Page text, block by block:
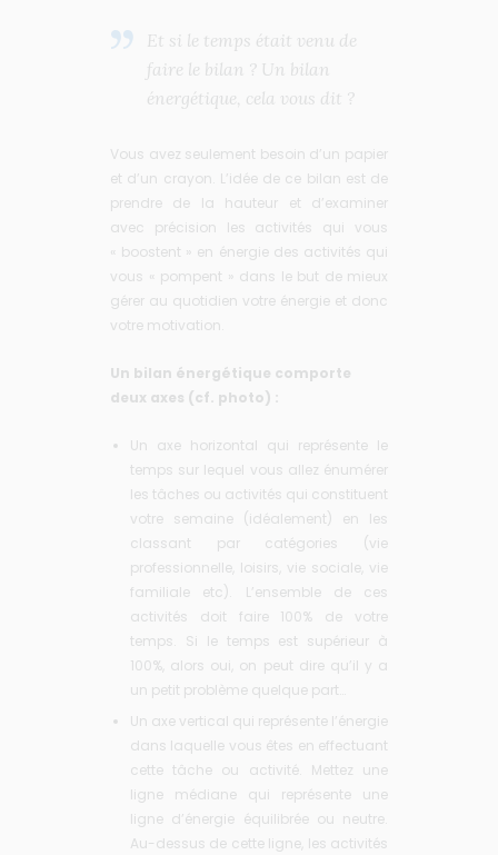
Et si le temps était venu de
faire le bilan ? Un bilan
énergétique, cela vous dit ?
Vous avez seulement besoin d’un papier
et d’un crayon. L’idée de ce bilan est de
prendre de la hauteur et d’examiner
avec précision les activités qui vous
« boostent » en énergie des activités qui
vous « pompent » dans le but de mieux
gérer au quotidien votre énergie et donc
votre motivation.
Un bilan énergétique comporte
deux axes (cf. photo) :
Un axe horizontal qui représente le
temps sur lequel vous allez énumérer
les tâches ou activités qui constituent
votre semaine (idéalement) en les
classant par catégories (vie
professionnelle, loisirs, vie sociale, vie
familiale etc). L’ensemble de ces
activités doit faire 100% de votre
temps. Si le temps est supérieur à
100%, alors oui, on peut dire qu’il y a
un petit problème quelque part…
Un axe vertical qui représente l’énergie
dans laquelle vous êtes en effectuant
cette tâche ou activité. Mettez une
ligne médiane qui représente une
ligne d’énergie équilibrée ou neutre.
Au-dessus de cette ligne, les activités